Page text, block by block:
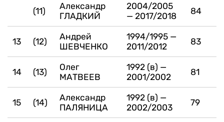
(11)
Александр
ГЛАДКИЙ
2004/2005
— 2017/2018
84
13 (12)
Андрей
ШЕВЧЕНКО
1994/1995 —
2011/2012
83
14 (13)
Олег
МАТВЕЕВ
1992 (в) —
2001/2002
81
15 (14)
Александр
ПАЛЯНИЦА
1992 (в) —
2002/2003
79